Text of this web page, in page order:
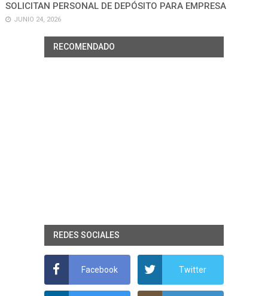
SOLICITAN PERSONAL DE DEPÓSITO PARA EMPRESA
JUNIO 24, 2026
RECOMENDADO
REDES SOCIALES
Facebook Twitter